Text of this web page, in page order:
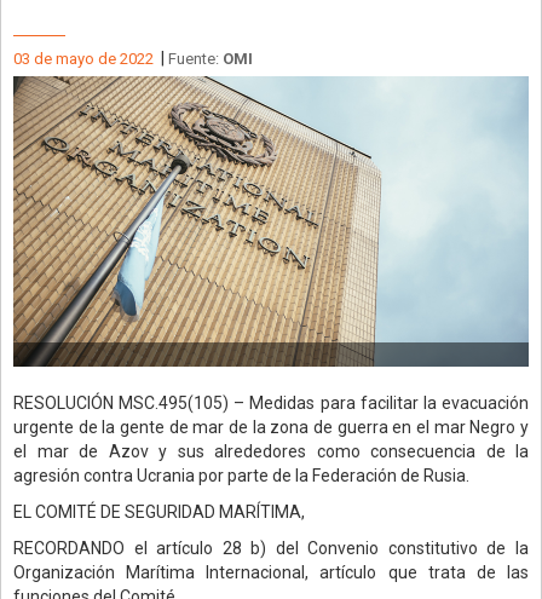
03 de mayo de 2022 Fuente: OMI
RESOLUCIÓN MSC.495(105) – Medidas para facilitar la evacuación
urgente de la gente de mar de la zona de guerra en el mar Negro y
el mar de Azov y sus alrededores como consecuencia de la
agresión contra Ucrania por parte de la Federación de Rusia.
EL COMITÉ DE SEGURIDAD MARÍTIMA,
RECORDANDO el artículo 28 b) del Convenio constitutivo de la
Organización Marítima Internacional, artículo que trata de las